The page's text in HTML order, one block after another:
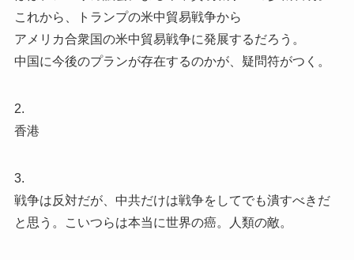
これから、トランプの米中貿易戦争から
アメリカ合衆国の米中貿易戦争に発展するだろう。
中国に今後のプランが存在するのかが、疑問符がつく。
2.
香港
3.
戦争は反対だが、中共だけは戦争をしてでも潰すべきだ
と思う。こいつらは本当に世界の癌。人類の敵。